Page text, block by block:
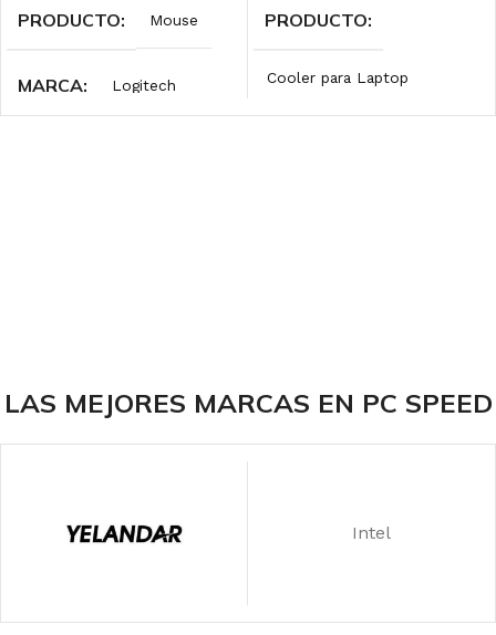
PRODUCTO Mouse
MARCA Logitech
COLOR Black
PRODUCTO
Cooler para Laptop
LAS MEJORES MARCAS EN PC SPEED
Intel